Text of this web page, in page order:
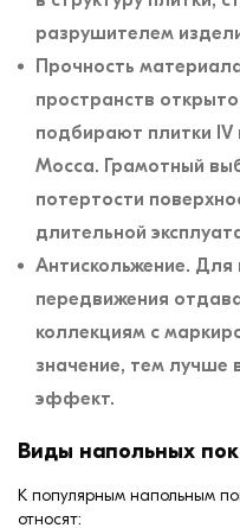
разрушителем
Прочность
пространств
подбирают плитки IV
Мосса. Грамотный
потертости
длительной
Антискольжение.
передвижения
коллекциям с
значение, тем лучше
эффект.
Виды напольных
К популярным напольным
относят: